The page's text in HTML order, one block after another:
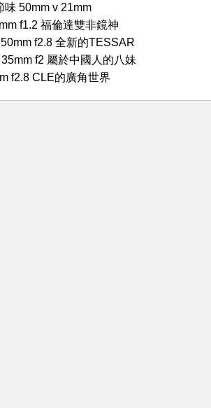
味 50mm v 21mm
f1.2 福倫達雙非鏡神
f2.8 全新的TESSAR
f2 屬於中國人的八妹
f2.8 CLE的廣角世界